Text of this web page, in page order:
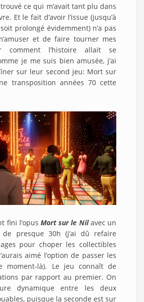
ce qui m’avait tant plu dans
Et le fait d’avoir l’issue (jusqu’à
prolongé évidemment) n’a pas
et de faire tourner mes
comment l’histoire allait se
je me suis bien amusée, j’ai
sur leur second jeu: Mort sur
transposition années 70 cette
fini l’opus Mort sur le Nilavec un
presque 30h (j’ai dû refaire
pour choper les collectibles
aimé l’option de passer les
moment-là). Le jeu connaît de
par rapport au premier. On
dynamique entre les deux
puisque la seconde est sur